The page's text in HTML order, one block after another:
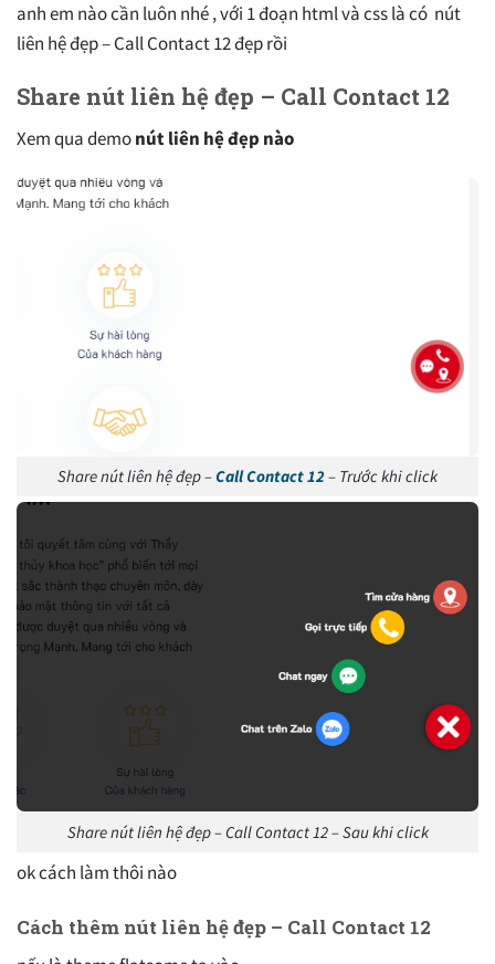
anh em nào cần luôn nhé , với 1 đoạn html và css là có nút
liên hệ đẹp – Call Contact 12 đẹp rồi
Share nút liên hệ đẹp – Call Contact 12
Xem qua demonút liên hệ đẹp nào
Share nút liên hệ đẹp –Call Contact 12– Trước khi click
Share nút liên hệ đẹp – Call Contact 12 – Sau khi click
ok cách làm thôi nào
Cách thêm nút liên hệ đẹp – Call Contact 12